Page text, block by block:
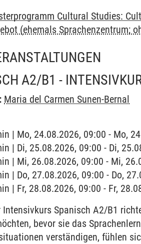
Cultural Studies:
(ehemals Sprachenzentrum;
A2/B1 -
Maria del Carmen Sunen-Bernal
| Mo, 24.08.2026, 09:00 - Mo,
| Di, 25.08.2026, 09:00 - Di,
| Mi, 26.08.2026, 09:00 - Mi,
| Do, 27.08.2026, 09:00 - Do,
| Fr, 28.08.2026, 09:00 - Fr,
Intensivkurs Spanisch A2/B1
bevor sie das
verständigen, fühlen